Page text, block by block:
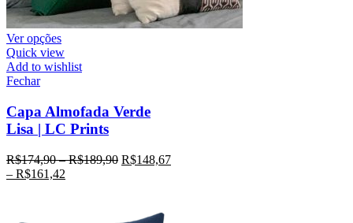
Ver opções
Quick view
Add to wishlist
Fechar
Capa Almofada Verde
Lisa | LC Prints
R$174,90–R$189,90 R$148,67
– R$161,42